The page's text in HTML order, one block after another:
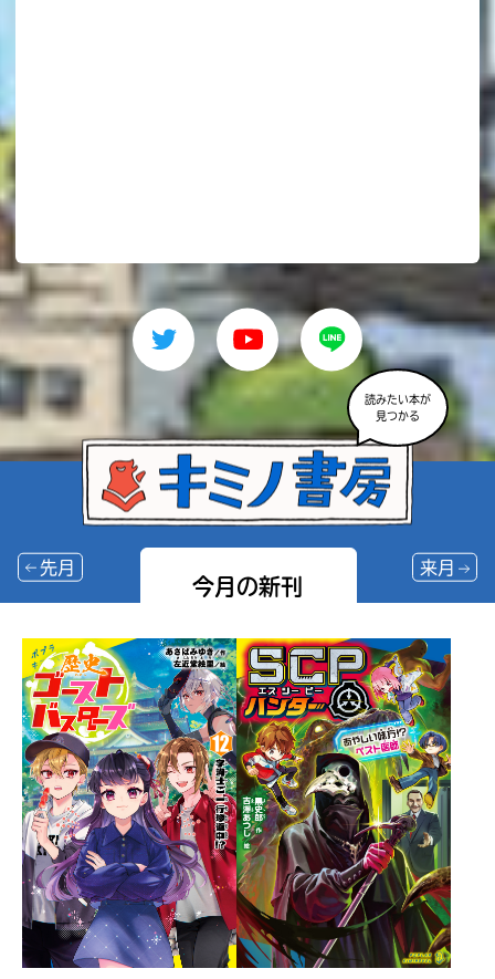
読みたい本が
見つかる
今月の新刊
先月 来月